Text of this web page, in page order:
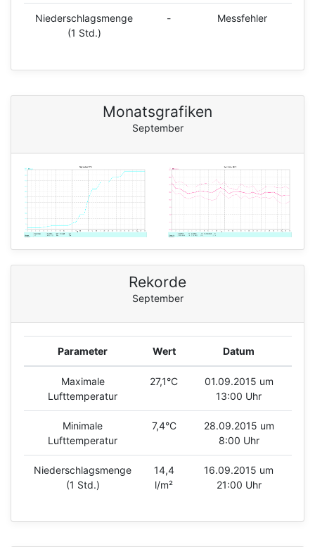
Niederschlagsmenge
(1 Std.)
- Messfehler
Monatsgrafiken
September
Rekorde
September
Parameter Wert Datum
Maximale
Lufttemperatur
27,1°C
01.09.2015 um
13:00 Uhr
Minimale
Lufttemperatur
7,4°C
28.09.2015 um
8:00 Uhr
Niederschlagsmenge
(1 Std.)
14,4
l/m²
16.09.2015 um
21:00 Uhr